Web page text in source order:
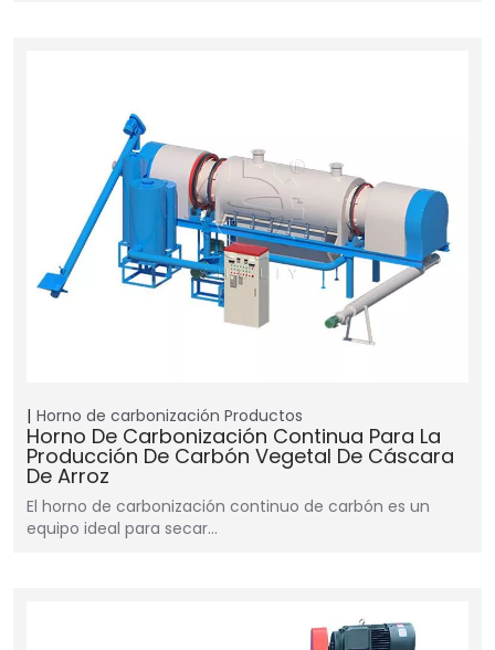
Horno de carbonización Productos
Horno De Carbonización Continua Para La
Producción De Carbón Vegetal De Cáscara
De Arroz
El horno de carbonización continuo de carbón es un
equipo ideal para secar…